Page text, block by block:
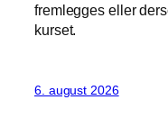
fremlegges eller
kurset.
6. august 2026